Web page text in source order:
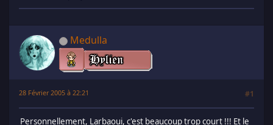
Medulla
28 Février 2005 à 22:21 #1
Personnellement, Larbaoui, c'est beaucoup trop court !!! Et le